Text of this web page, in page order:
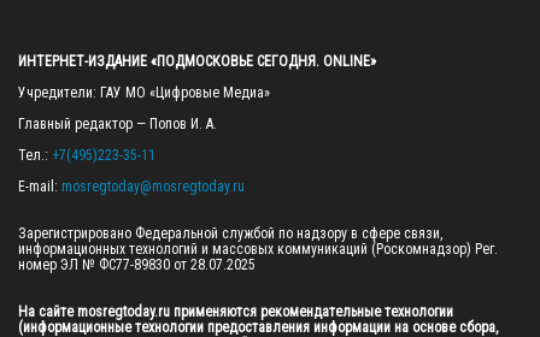
ИНТЕРНЕТ-ИЗДАНИЕ «ПОДМОСКОВЬЕ СЕГОДНЯ. ONLINE»
Учредители: ГАУ МО «Цифровые Медиа»
Главный редактор — Попов И. А.
Тел.: +7(495)223-35-11
E-mail: mosregtoday@mosregtoday.ru
Зарегистрировано Федеральной службой по надзору в сфере связи,
информационных технологий и массовых коммуникаций (Роскомнадзор) Рег.
номер ЭЛ № ФС77-89830 от 28.07.2025
На сайте mosregtoday.ru применяются рекомендательные технологии
(информационные технологии предоставления информации на основе сбора,